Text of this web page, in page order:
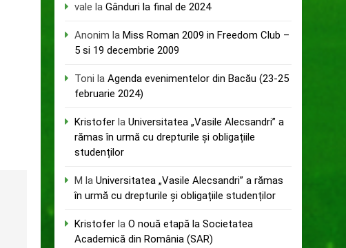
vale laGânduri la final de 2024
Anonim laMiss Roman 2009 in Freedom Club –
5 si 19 decembrie 2009
Toni laAgenda evenimentelor din Bacău (23-25
februarie 2024)
Kristofer laUniversitatea „Vasile Alecsandri” a
rămas în urmă cu drepturile și obligațiile
studenților
M laUniversitatea „Vasile Alecsandri” a rămas
în urmă cu drepturile și obligațiile studenților
Kristofer laO nouă etapă la Societatea
Academică din România (SAR)